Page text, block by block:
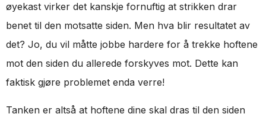
øyekast virker det kanskje fornuftig at strikken drar
benet til den motsatte siden. Men hva blir resultatet av
det? Jo, du vil måtte jobbe hardere for å trekke hoftene
mot den siden du allerede forskyves mot. Dette kan
faktisk gjøre problemet enda verre!
Tanken er altså at hoftene dine skal dras til den siden